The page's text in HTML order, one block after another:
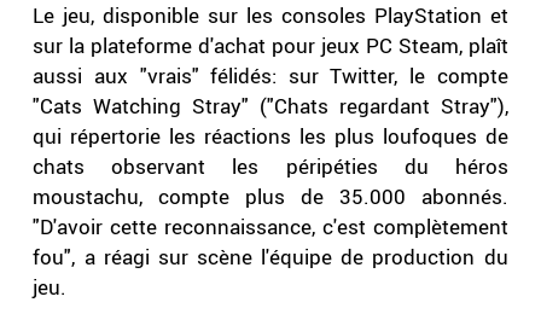
Le jeu, disponible sur les consoles PlayStation et
sur la plateforme d'achat pour jeux PC Steam, plaît
aussi aux "vrais" félidés: sur Twitter, le compte
"Cats Watching Stray" ("Chats regardant Stray"),
qui répertorie les réactions les plus loufoques de
chats observant les péripéties du héros
moustachu, compte plus de 35.000 abonnés.
"D'avoir cette reconnaissance, c'est complètement
fou", a réagi sur scène l'équipe de production du
jeu.